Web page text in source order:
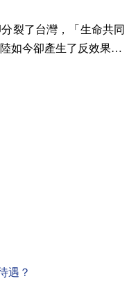
裂了台灣，「生命共同
如今卻產生了反效果…
遇？